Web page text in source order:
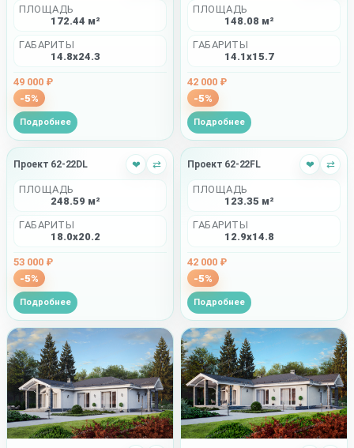
ПЛОЩАДЬ
172.44 м²
ГАБАРИТЫ
14.8x24.3
49 000 ₽
-5%
Подробнее
ПЛОЩАДЬ
148.08 м²
ГАБАРИТЫ
14.1x15.7
42 000 ₽
-5%
Подробнее
Проект 62-22DL ❤ ⇄
ПЛОЩАДЬ
248.59 м²
ГАБАРИТЫ
18.0x20.2
53 000 ₽
-5%
Подробнее
Проект 62-22FL ❤ ⇄
ПЛОЩАДЬ
123.35 м²
ГАБАРИТЫ
12.9x14.8
42 000 ₽
-5%
Подробнее